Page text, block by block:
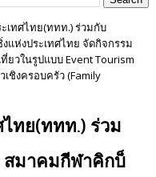
เทศไทย(ททท.) ร่วมกับ
แห่งประเทศไทย จัดกิจกรรม
ที่ยวในรูปแบบ Event Tourism
เชิงครอบครัว (Family
ไทย(ททท.) ร่วม
สมาคมกีฬาคิกบ็